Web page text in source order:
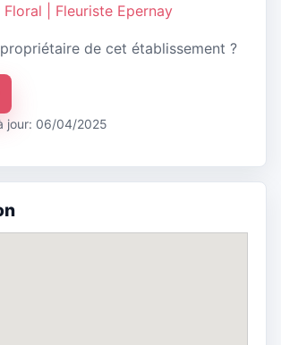
Floral | Fleuriste Epernay
de cet établissement ?
jour: 06/04/2025